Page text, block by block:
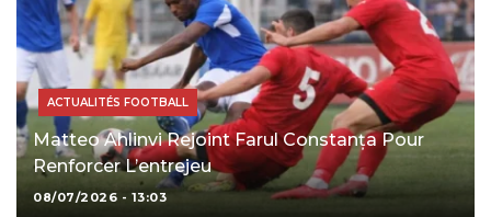
ACTUALITÉS FOOTBALL
Matteo Ahlinvi Rejoint Farul Constanța Pour
Renforcer L’entrejeu
08/07/2026 - 13:03